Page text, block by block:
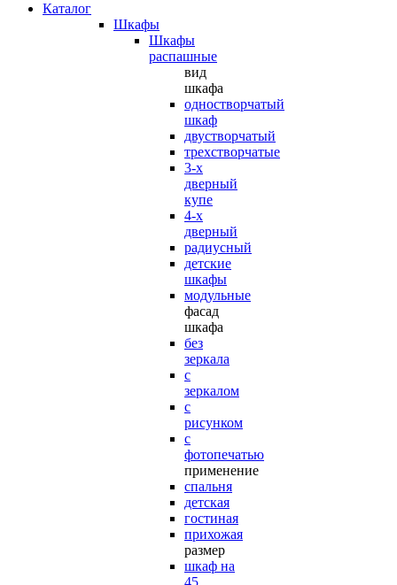
Каталог
Шкафы
Шкафы
распашные
вид
шкафа
одностворчатый
шкаф
двустворчатый
трехстворчатые
3-х
дверный
купе
4-х
дверный
радиусный
детские
шкафы
модульные
фасад
шкафа
без
зеркала
с
зеркалом
с
рисунком
с
фотопечатью
применение
спальня
детская
гостиная
прихожая
размер
шкаф на
45